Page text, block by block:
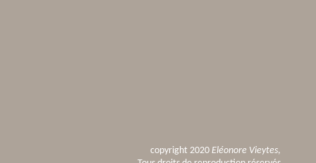
copyright 2020 Eléonore Vieytes,